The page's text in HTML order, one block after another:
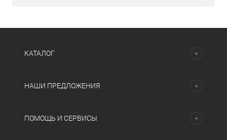
КАТАЛОГ
НАШИ ПРЕДЛОЖЕНИЯ
ПОМОЩЬ И СЕРВИСЫ